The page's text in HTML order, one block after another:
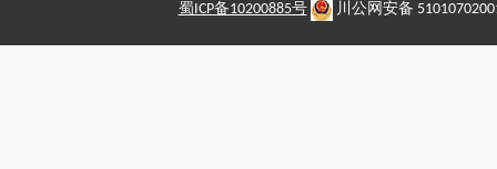
蜀ICP备10200885号
川公网安备